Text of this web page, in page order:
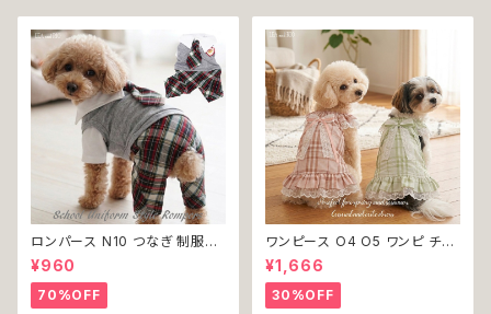
ロンパース N10 つなぎ 制服風
チェック柄 グレー 灰色 コスチュ
ーム コスプレ ドッグウェア dog
犬 猫 ペット 服 犬服 洋服 オシ
ャレ かわいい 小型犬 返品交換
¥960
70%OFF
ワンピース O4 O5 ワンピ チェ
ック プリーツ レース 女の子 犬
犬服 小型 猫 服 洋服 ペット do
g ドッグウェア おしゃれ かわい
い 返品交換不可
¥1,666
30%OFF